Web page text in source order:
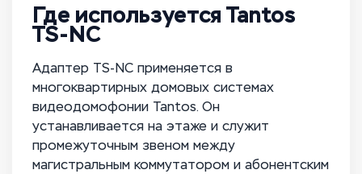
Где используется Tantos
TS-NC
Адаптер TS-NC применяется в
многоквартирных домовых системах
видеодомофонии Tantos. Он
устанавливается на этаже и служит
промежуточным звеном между
магистральным коммутатором и абонентским